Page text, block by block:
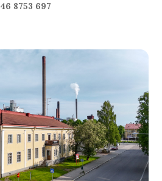
46 8753 697